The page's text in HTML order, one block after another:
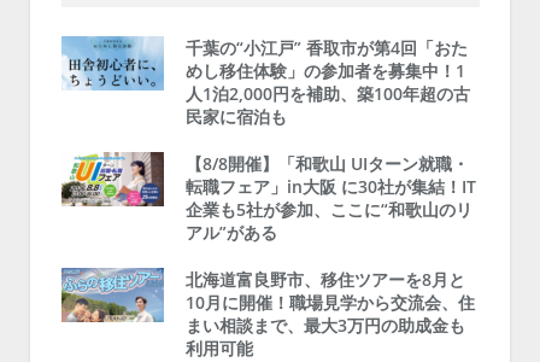
千葉の“小江戸” 香取市が第4回「おた
めし移住体験」の参加者を募集中！1
人1泊2,000円を補助、築100年超の古
民家に宿泊も
【8/8開催】「和歌山 UIターン就職・
転職フェア」in大阪 に30社が集結！IT
企業も5社が参加、ここに“和歌山のリ
アル”がある
北海道富良野市、移住ツアーを8月と
10月に開催！職場見学から交流会、住
まい相談まで、最大3万円の助成金も
利用可能